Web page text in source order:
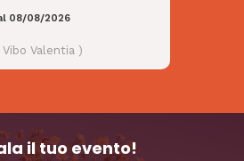
08/08/2026
Vibo Valentia )
il tuo evento!